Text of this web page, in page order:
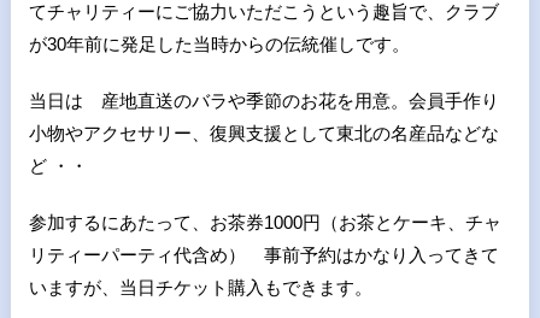
てチャリティーにご協力いただこうという趣旨で、クラブ
が30年前に発足した当時からの伝統催しです。
当日は 産地直送のバラや季節のお花を用意。会員手作り
小物やアクセサリー、復興支援として東北の名産品などな
ど ・・
参加するにあたって、お茶券1000円（お茶とケーキ、チャ
リティーパーティ代含め） 事前予約はかなり入ってきて
いますが、当日チケット購入もできます。